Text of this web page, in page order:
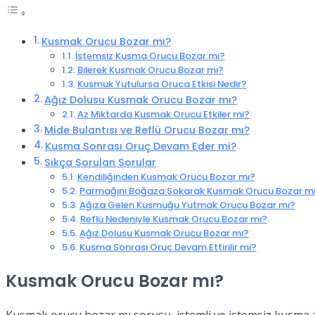
Kusmak Orucu Bozar mı?
İstemsiz Kusma Orucu Bozar mı?
Bilerek Kusmak Orucu Bozar mı?
Kusmuk Yutulursa Oruca Etkisi Nedir?
Ağız Dolusu Kusmak Orucu Bozar mı?
Az Miktarda Kusmak Orucu Etkiler mi?
Mide Bulantısı ve Reflü Orucu Bozar mı?
Kusma Sonrası Oruç Devam Eder mi?
Sıkça Sorulan Sorular
Kendiliğinden Kusmak Orucu Bozar mı?
Parmağını Boğaza Sokarak Kusmak Orucu Bozar
Ağıza Gelen Kusmuğu Yutmak Orucu Bozar mı?
Reflü Nedeniyle Kusmak Orucu Bozar mı?
Ağız Dolusu Kusmak Orucu Bozar mı?
Kusma Sonrası Oruç Devam Ettirilir mi?
Kusmak Orucu Bozar mı?